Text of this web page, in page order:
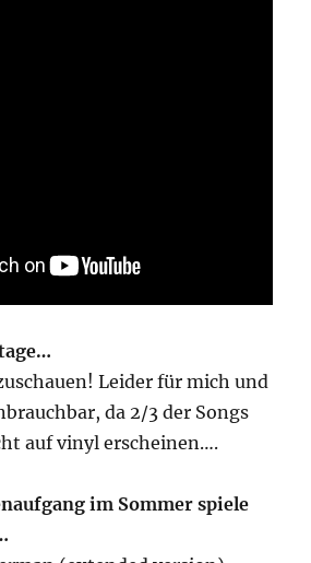
Leider für mich und
da 2/3 der Songs
auf vinyl erscheinen….
im Sommer spiele